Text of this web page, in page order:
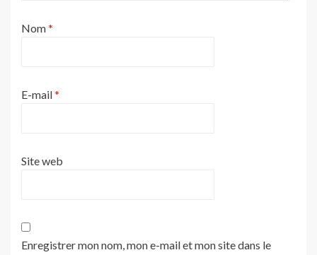
Nom*
E-mail*
Site web
Enregistrer mon nom, mon e-mail et mon site dans le